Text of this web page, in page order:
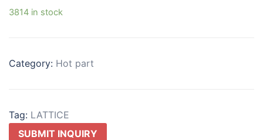
3814 in stock
Category: Hot part
Tag: LATTICE
SUBMIT INQUIRY